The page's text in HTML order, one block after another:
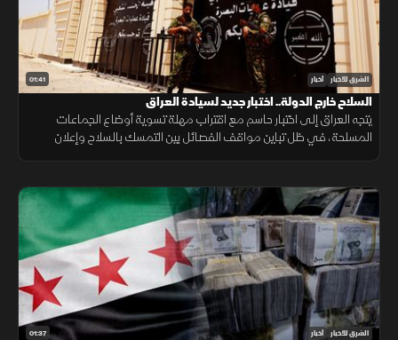
01:41 الشرق للأخبار أخبار
السلاح خارج الدولة.. اختبار جديد لسيادة العراق
يتجه العراق إلى اختبار حاسم مع اقتراب مهلة تسوية أوضاع الجماعات
المسلحة، في ظل تباين مواقف الفصائل بين التمسك بالسلاح وإعلان
01:37 الشرق للأخبار أخبار